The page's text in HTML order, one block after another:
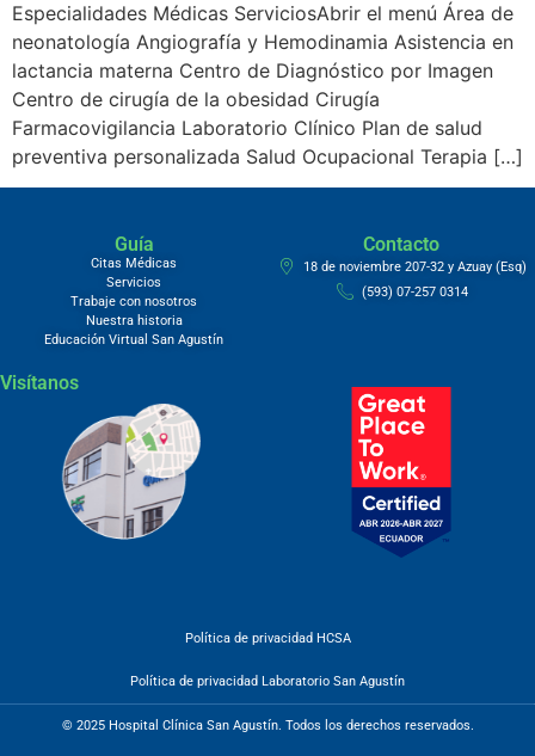
Especialidades Médicas ServiciosAbrir el menú Área de
neonatología Angiografía y Hemodinamia Asistencia en
lactancia materna Centro de Diagnóstico por Imagen
Centro de cirugía de la obesidad Cirugía
Farmacovigilancia Laboratorio Clínico Plan de salud
preventiva personalizada Salud Ocupacional Terapia […]
Guía
Citas Médicas
Servicios
Trabaje con nosotros
Nuestra historia
Educación Virtual San Agustín
Contacto
18 de noviembre 207-32 y Azuay (Esq)
(593) 07-257 0314
Visítanos
Política de privacidad HCSA
Política de privacidad Laboratorio San Agustín
© 2025 Hospital Clínica San Agustín. Todos los derechos reservados.